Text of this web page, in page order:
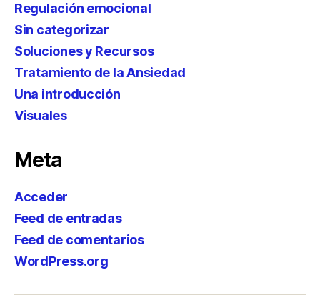
Regulación emocional
Sin categorizar
Soluciones y Recursos
Tratamiento de la Ansiedad
Una introducción
Visuales
Meta
Acceder
Feed de entradas
Feed de comentarios
WordPress.org